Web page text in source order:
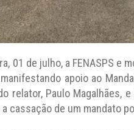
01 de julho, a FENASPS e
apoio ao
relator, Paulo Magalhães,
cassação de um mandato